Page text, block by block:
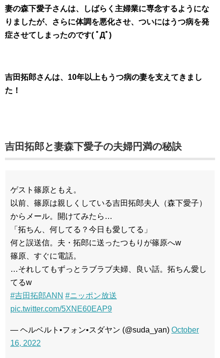
妻の森下愛子さんは、しばらく主婦業に専念するようにな
りましたが、さらに体調を悪化させ、ついにはうつ病を発
症させてしまったのです( ﾟДﾟ)
吉田拓郎さんは、10年以上もうつ病の妻を支えてきまし
た！
吉田拓郎と妻森下愛子の夫婦円満の秘訣
ゲスト篠原ともえ。
以前、篠原は親しくしている吉田拓郎夫人（森下愛子）
からメール。開けてみたら…
「拓ちん、何してる？今日も愛してる」
何と誤送信。夫・拓郎に送ったつもりが篠原へw
篠原、すぐに電話。
…それしてもずっとラブラブ夫婦、良い話。拓ちん愛し
てるw
#吉田拓郎ANN #ニッポン放送
pic.twitter.com/5XNE60EAP9
— ヘルベルト•フォン•スダヤン (@suda_yan) October
16, 2022